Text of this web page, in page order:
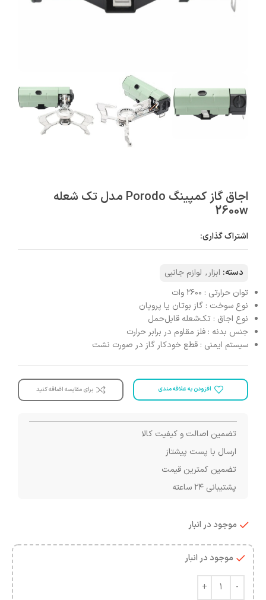
اجاق گاز کمپینگ Porodo مدل تک‌ شعله
2600w
اشتراک گذاری:
دسته: ابزار , لوازم جانبی
توان حرارتی : ۲۶۰۰ وات
نوع سوخت : گاز بوتان یا پروپان
نوع اجاق : تک‌شعله قابل‌حمل
جنس بدنه : فلز مقاوم در برابر حرارت
سیستم ایمنی : قطع خودکار گاز در صورت نشت
افزودن به علاقه مندی برای مقایسه اضافه کنید
تضمین اصالت و کیفیت کالا
ارسال با پست پیشتاز
تضمین کمترین قیمت
پشتیبانی ۲۴ ساعته
موجود در انبار
موجود در انبار